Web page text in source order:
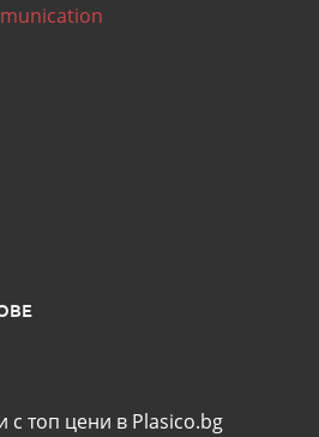
топ цени в Plasico.bg